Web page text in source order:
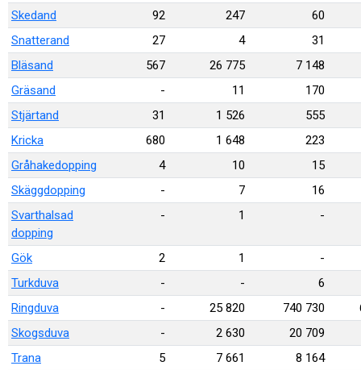
Skedand
92 247
60
Snatterand
27 4
31
Bläsand
567 26 775
7 148
Gräsand
- 11
170
Stjärtand
31 1 526
555
Kricka
680 1 648
223
Gråhakedopping
4 10
15
Skäggdopping
- 7
16
Svarthalsad
dopping
- 1 -
Gök 2 1
-
Turkduva
- -
6
Ringduva
- 25 820 740 730
Skogsduva
- 2 630
20 709
Trana
5 7 661
8 164